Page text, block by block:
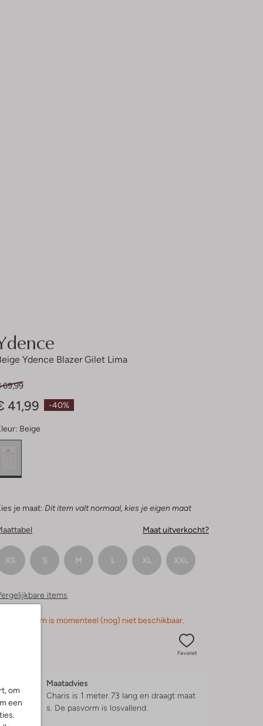
om
een
Ydence Blazer Gilet Lima
-40%
69,99
41,99
Beige
je maat: Dit item valt normaal, kies je eigen maat
Maat uitverkocht?
XS S M L XL XXL
items
dit item is momenteel (nog) niet beschikbaar.
Favoriet
Maatadvies
Charis is 1 meter 73 lang en draagt maat
s. De pasvorm is losvallend.